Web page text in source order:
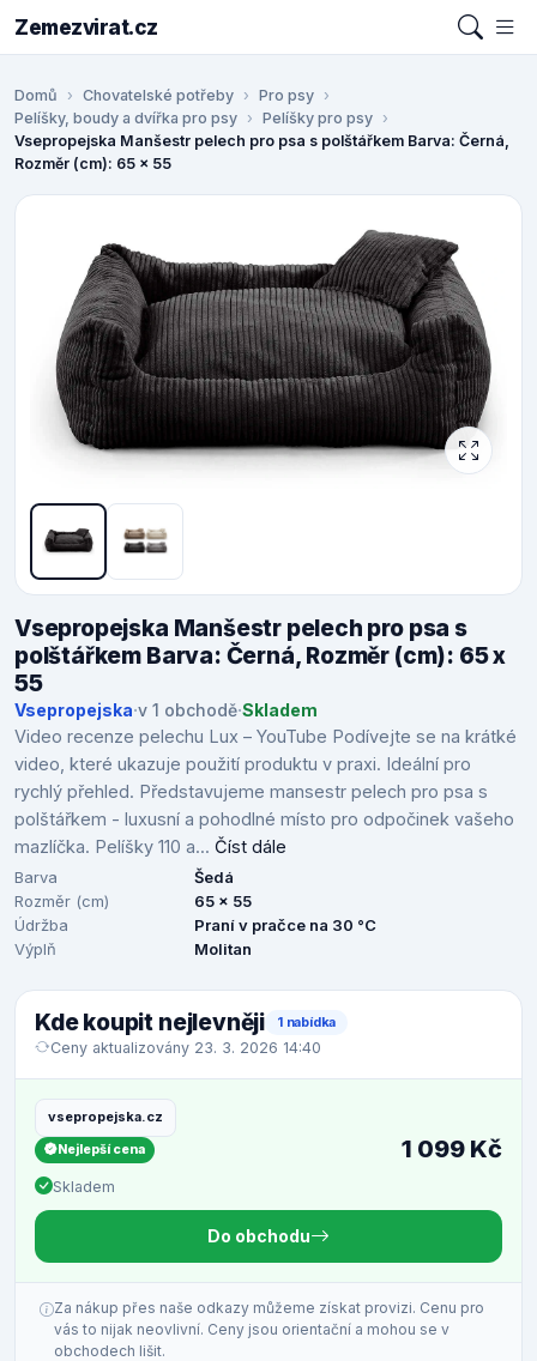
Zemezvirat.cz
Domů Chovatelské potřeby
Pro psy
Pelíšky, boudy a dvířka pro psy
Pelíšky pro psy
Vsepropejska Manšestr pelech pro psa s polštářkem Barva: Černá,
Rozměr (cm): 65 x 55
Vsepropejska Manšestr pelech pro psa s
polštářkem Barva: Černá, Rozměr (cm): 65 x
55
Vsepropejska·v 1 obchodě·Skladem
Video recenze pelechu Lux – YouTube Podívejte se na krátké
video, které ukazuje použití produktu v praxi. Ideální pro
rychlý přehled. Představujeme mansestr pelech pro psa s
polštářkem - luxusní a pohodlné místo pro odpočinek vašeho
mazlíčka. Pelíšky 110 a... Číst dále
Barva
Šedá
Rozměr (cm)
65 x 55
Údržba
Praní v pračce na 30 °C
Výplň
Molitan
Kde koupit nejlevněji 1 nabídka
Ceny aktualizovány 23. 3. 2026 14:40
vsepropejska.cz
Nejlepší cena
Skladem
1 099 Kč
Do obchodu
Za nákup přes naše odkazy můžeme získat provizi. Cenu pro
vás to nijak neovlivní. Ceny jsou orientační a mohou se v
obchodech lišit.